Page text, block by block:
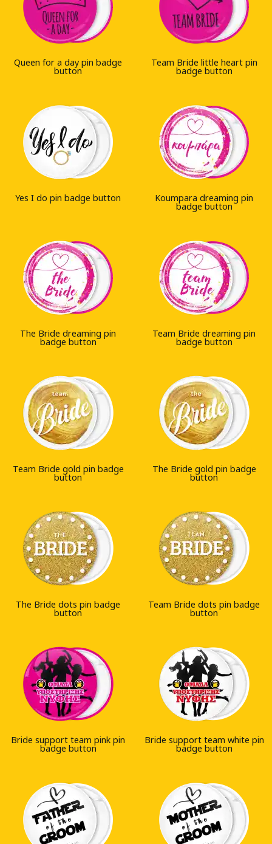
Queen for a day pin badge
button
Team Bride little heart pin
badge button
Yes I do pin badge button Koumpara dreaming pin
badge button
The Bride dreaming pin
badge button
Team Bride dreaming pin
badge button
Team Bride gold pin badge
button
The Bride gold pin badge
button
The Bride dots pin badge
button
Team Bride dots pin badge
button
Bride support team pink pin
badge button
Bride support team white pin
badge button